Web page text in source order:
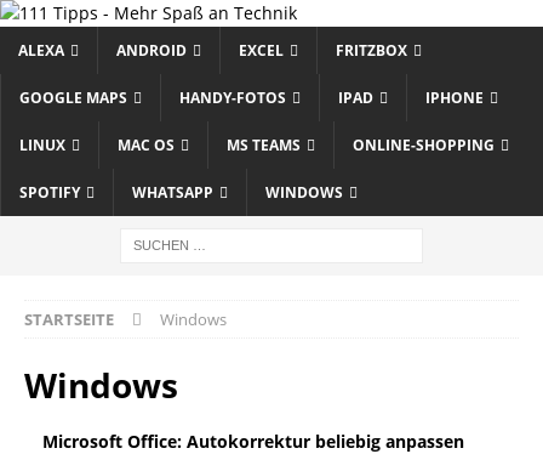
ALEXA ANDROID EXCEL FRITZBOX
GOOGLE MAPS HANDY-FOTOS IPAD IPHONE
LINUX MAC OS MS TEAMS ONLINE-SHOPPING
SPOTIFY WHATSAPP WINDOWS
STARTSEITE Windows
Windows
Microsoft Office: Autokorrektur beliebig anpassen